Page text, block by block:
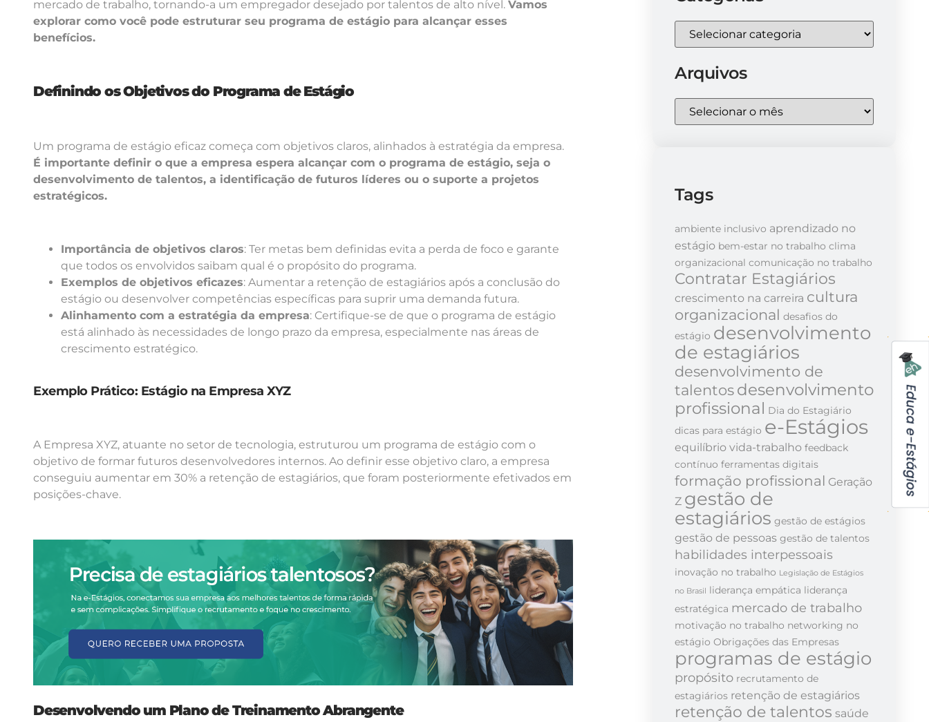
mercado de trabalho, tornando-a um empregador desejado por talentos de alto nível. Vamos
explorar como você pode estruturar seu programa de estágio para alcançar esses
benefícios.
Definindo os Objetivos do Programa de Estágio
Um programa de estágio eficaz começa com objetivos claros, alinhados à estratégia da empresa.
É importante definir o que a empresa espera alcançar com o programa de estágio, seja o
desenvolvimento de talentos, a identificação de futuros líderes ou o suporte a projetos
estratégicos.
Importância de objetivos claros: Ter metas bem definidas evita a perda de foco e garante
que todos os envolvidos saibam qual é o propósito do programa.
Exemplos de objetivos eficazes: Aumentar a retenção de estagiários após a conclusão do
estágio ou desenvolver competências específicas para suprir uma demanda futura.
Alinhamento com a estratégia da empresa: Certifique-se de que o programa de estágio
está alinhado às necessidades de longo prazo da empresa, especialmente nas áreas de
crescimento estratégico.
Exemplo Prático: Estágio na Empresa XYZ
A Empresa XYZ, atuante no setor de tecnologia, estruturou um programa de estágio com o
objetivo de formar futuros desenvolvedores internos. Ao definir esse objetivo claro, a empresa
conseguiu aumentar em 30% a retenção de estagiários, que foram posteriormente efetivados em
posições-chave.
Desenvolvendo um Plano de Treinamento Abrangente
Arquivos
Tags
ambiente inclusivo aprendizado no
estágio bem-estar no trabalho clima
organizacional comunicação no trabalho
Contratar Estagiários
crescimento na carreira cultura
organizacional desafios do
estágio desenvolvimento
de estagiários
desenvolvimento de
talentos desenvolvimento
profissional Dia do Estagiário
dicas para estágio e-Estágios
equilíbrio vida-trabalho feedback
contínuo ferramentas digitais
formação profissional Geração
Z gestão de
estagiários gestão de estágios
gestão de pessoas gestão de talentos
habilidades interpessoais
inovação no trabalho Legislação de Estágios
no Brasil liderança empática liderança
estratégica mercado de trabalho
motivação no trabalho networking no
estágio Obrigações das Empresas
programas de estágio
propósito recrutamento de
estagiários retenção de estagiários
retenção de talentos saúde